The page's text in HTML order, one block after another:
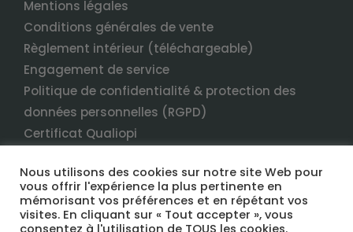
Conditions générales de vente
Règlement intérieur (téléchargeable)
Engagement de service
Politique de confidentialité & protection des
données personnelles (RGPD)
Certificat Qualiopi
Nous utilisons des cookies sur notre site Web pour
vous offrir l'expérience la plus pertinente en
mémorisant vos préférences et en répétant vos
visites. En cliquant sur « Tout accepter », vous
consentez à l'utilisation de TOUS les cookies.